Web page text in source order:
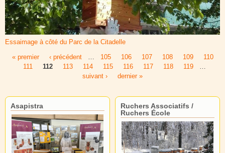
Essaimage à côté du Parc de la Citadelle
Pages
« premier ‹ précédent … 105 106 107 108 109
110
111
112 113 114 115 116 117 118 119
…
suivant ›
dernier »
Asapistra
Ruchers Associatifs /
Ruchers École